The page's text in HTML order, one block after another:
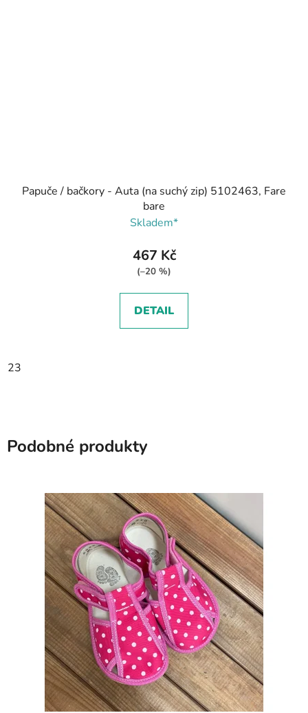
Papuče / bačkory - Auta (na suchý zip) 5102463, Fare
bare
Skladem*
467 Kč
(–20 %)
DETAIL
23
Podobné produkty